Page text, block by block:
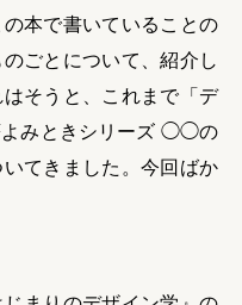
本で書いていることの
ごとについて、紹介し
そうと、これまで「デ
よみときシリーズ ◯◯の
てきました。今回ばか